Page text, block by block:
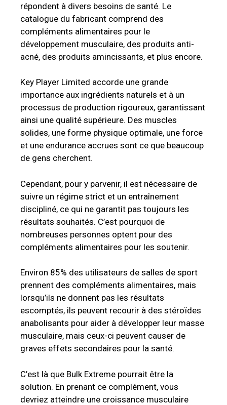
répondent à divers besoins de santé. Le
catalogue du fabricant comprend des
compléments alimentaires pour le
développement musculaire, des produits anti-
acné, des produits amincissants, et plus encore.
Key Player Limited accorde une grande
importance aux ingrédients naturels et à un
processus de production rigoureux, garantissant
ainsi une qualité supérieure. Des muscles
solides, une forme physique optimale, une force
et une endurance accrues sont ce que beaucoup
de gens cherchent.
Cependant, pour y parvenir, il est nécessaire de
suivre un régime strict et un entraînement
discipliné, ce qui ne garantit pas toujours les
résultats souhaités. C’est pourquoi de
nombreuses personnes optent pour des
compléments alimentaires pour les soutenir.
Environ 85% des utilisateurs de salles de sport
prennent des compléments alimentaires, mais
lorsqu’ils ne donnent pas les résultats
escomptés, ils peuvent recourir à des stéroïdes
anabolisants pour aider à développer leur masse
musculaire, mais ceux-ci peuvent causer de
graves effets secondaires pour la santé.
C’est là que Bulk Extreme pourrait être la
solution. En prenant ce complément, vous
devriez atteindre une croissance musculaire